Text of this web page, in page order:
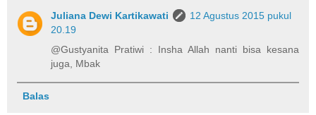
Juliana Dewi Kartikawati
12 Agustus 2015 pukul
20.19
@Gustyanita Pratiwi : Insha Allah nanti bisa kesana
juga, Mbak
Balas